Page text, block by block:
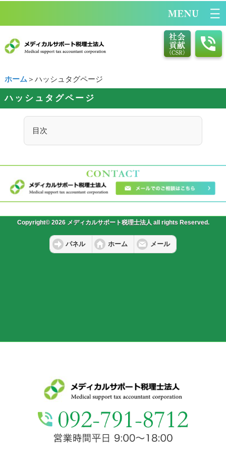
ホーム ＞ハッシュタグページ
ハッシュタグページ
目次
Copyright© 2026 メディカルサポート税理士法人 all rights Reserved.
パネル ホーム メール